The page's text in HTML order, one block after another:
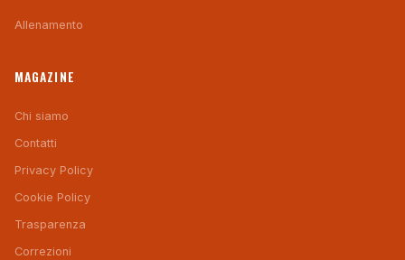
Allenamento
MAGAZINE
Chi siamo
Contatti
Privacy Policy
Cookie Policy
Trasparenza
Correzioni